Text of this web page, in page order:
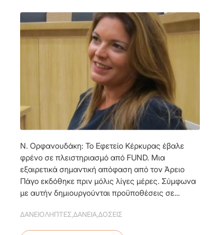
Ν. Ορφανουδάκη: Το Εφετείο Κέρκυρας έβαλε
φρένο σε πλειστηριασμό από FUND. Μια
εξαιρετικά σημαντική απόφαση από τον Άρειο
Πάγο εκδόθηκε πριν μόλις λίγες μέρες. Σύμφωνα
με αυτήν δημιουργούνται προϋποθέσεις σε…
ΔΑΝΕΙΟΛΗΠΤΕΣ ΔΑΝΕΙΑ ΔΟΣΕΙΣ